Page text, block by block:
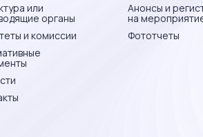
или
органы
и комиссии
Анонсы и
на
Фототчеты